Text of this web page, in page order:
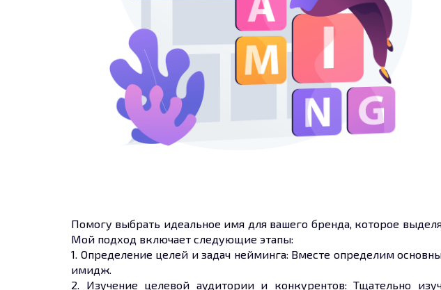
Помогу выбрать идеальное имя для вашего бренда, которое
Мой подход включает следующие этапы:
1. Определение целей и задач нейминга: Вместе определим
имидж.
2. Изучение целевой аудитории и конкурентов: Тщательно